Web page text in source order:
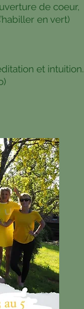
de coeur,
en vert)
et intuition.
)